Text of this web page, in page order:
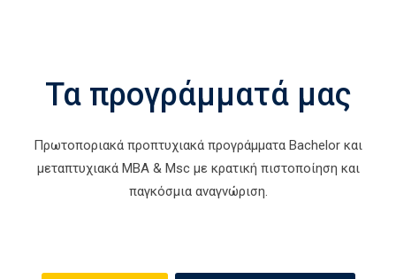
Τα προγράμματά μας
Πρωτοποριακά προπτυχιακά προγράμματα Bachelor και
μεταπτυχιακά MBA & Msc με κρατική πιστοποίηση και
παγκόσμια αναγνώριση.